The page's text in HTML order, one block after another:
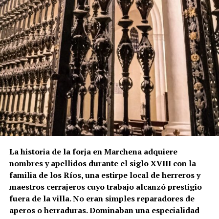
religiosa marchenera. El Plan Especial de Protección
del Conjunto Histórico de Marchena describe
precisamente la torre como una construcción
rematada por chapitel y decorada con azulejos tanto
en el friso como en su coronación.
La lectura de los muros permite plantear que el
actual campanario se levantó sobre una torre
anterior, probablemente medieval. Los dos arcos
aparentemente tapiados visibles bajo el friso
cerámico podrían ser una de las huellas de aquella
fase primitiva, aunque esta hipótesis no debe
presentarse como definitiva mientras no exista una
comprobación arqueológica del paramento.
La formulación histórica más rigurosa sería, por
tanto, que Hernán Ruiz II inspeccionó la torre de San
Juan en 1567 y pudo intervenir en el proyecto de su
transformación, mientras que Diego de Velasco
La historia de la forja en Marchena adquiere
nombres y apellidos durante el siglo XVIII con la
familia de los Ríos, una estirpe local de herreros y
maestros cerrajeros cuyo trabajo alcanzó prestigio
fuera de la villa. No eran simples reparadores de
aperos o herraduras. Dominaban una especialidad